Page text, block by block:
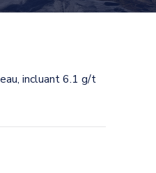
incluant 6.1 g/t